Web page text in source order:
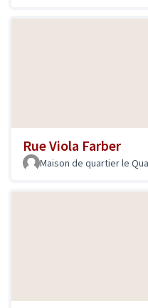
Rue Viola Farber
Maison de quartier le